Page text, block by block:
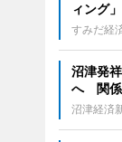
ィング
すみだ経
沼津発
へ 関係
沼津経済